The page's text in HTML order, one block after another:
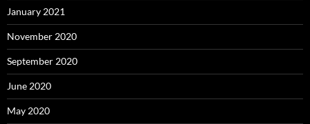
January 2021
November 2020
September 2020
June 2020
May 2020